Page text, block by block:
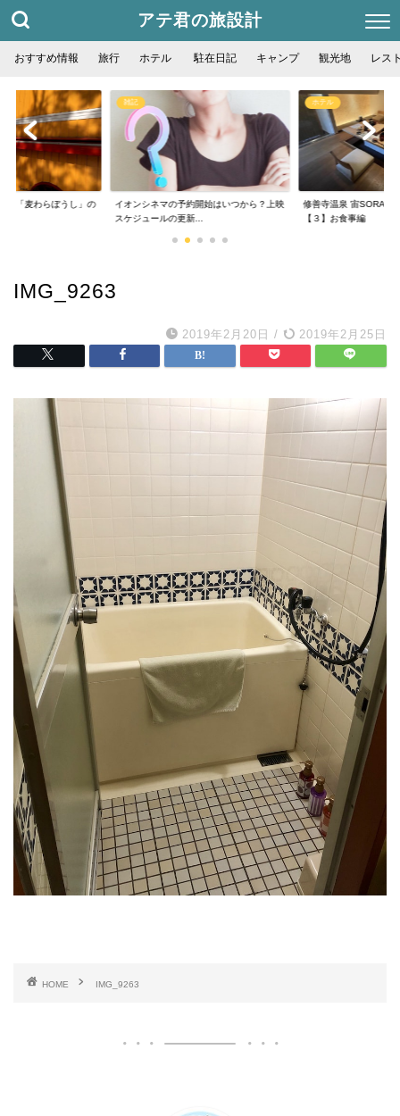
アテ君の旅設計
おすすめ情報 旅行 ホテル 駐在日記 キャンプ 観光地 レス
ェ「麦わらぼうし」の
雑記
イオンシネマの予約開始はいつから？上映
スケジュールの更新...
ホテル
修善寺温泉 宙SORA 渡
【３】お食事編
IMG_9263
2019年2月20日 / 2019年2月25日
HOME IMG_9263